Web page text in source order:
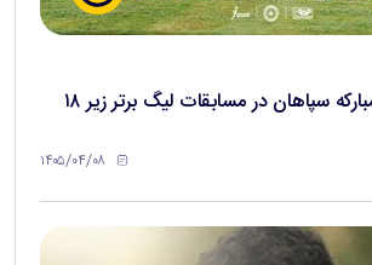
قهرمانی فولاد مبارکه سپاهان در مسابقات لیگ برتر زیر ۱۸
۱۴۰۵/۰۴/۰۸